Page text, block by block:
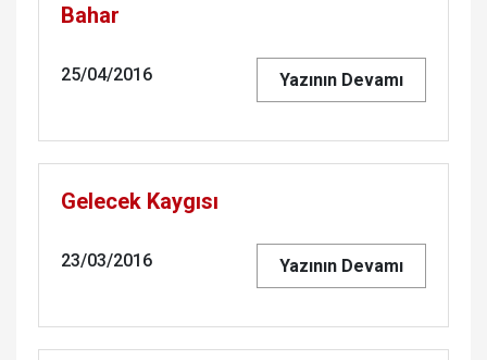
Bahar
25/04/2016 Yazının Devamı
Gelecek Kaygısı
23/03/2016 Yazının Devamı